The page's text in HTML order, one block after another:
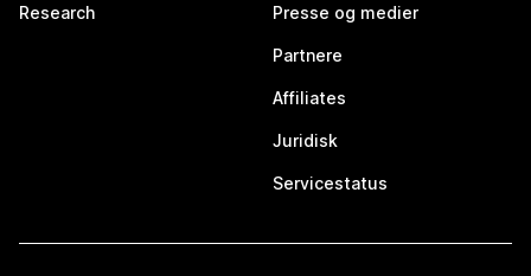
Research Presse og medier
Partnere
Affiliates
Juridisk
Servicestatus